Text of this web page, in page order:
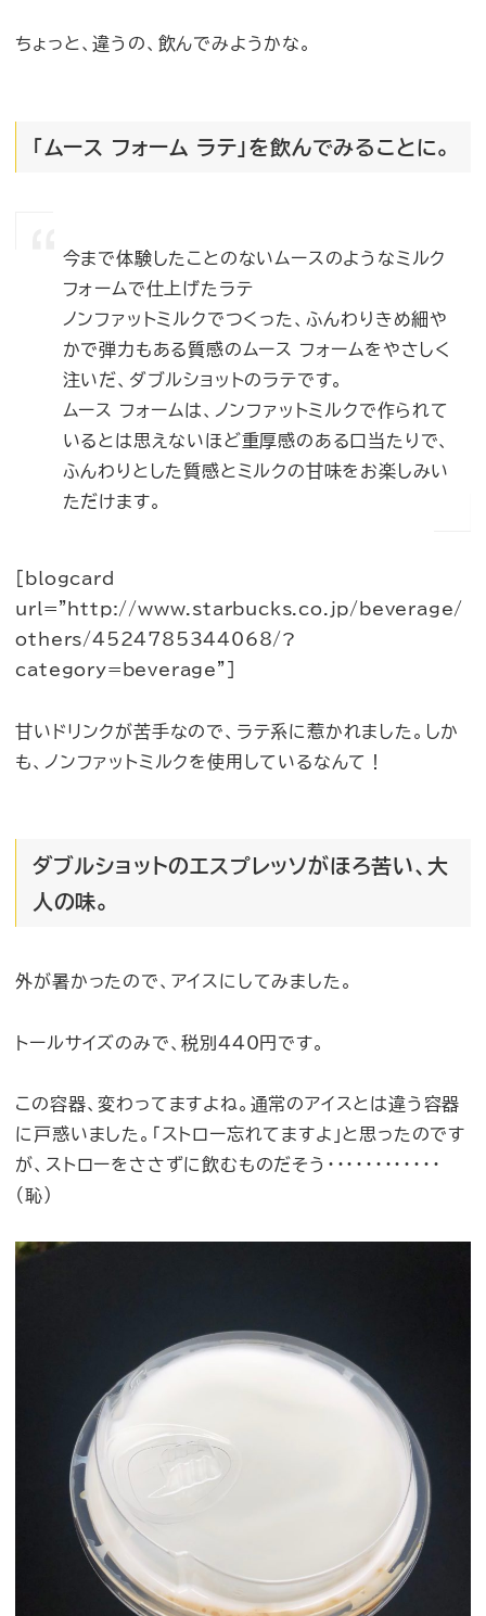
ちょっと、違うの、飲んでみようかな。
「ムース フォーム ラテ」を飲んでみることに。
今まで体験したことのないムースのようなミルク
フォームで仕上げたラテ
ノンファットミルクでつくった、ふんわりきめ細や
かで弾力もある質感のムース フォームをやさしく
注いだ、ダブルショットのラテです。
ムース フォームは、ノンファットミルクで作られて
いるとは思えないほど重厚感のある口当たりで、
ふんわりとした質感とミルクの甘味をお楽しみい
ただけます。
[blogcard
url=”http://www.starbucks.co.jp/beverage/
others/4524785344068/?
category=beverage”]
甘いドリンクが苦手なので、ラテ系に惹かれました。しか
も、ノンファットミルクを使用しているなんて！
ダブルショットのエスプレッソがほろ苦い、大
人の味。
外が暑かったので、アイスにしてみました。
トールサイズのみで、税別440円です。
この容器、変わってますよね。通常のアイスとは違う容器
に戸惑いました。「ストロー忘れてますよ」と思ったのです
が、ストローをささずに飲むものだそう・・・・・・・・・・・・
（恥）